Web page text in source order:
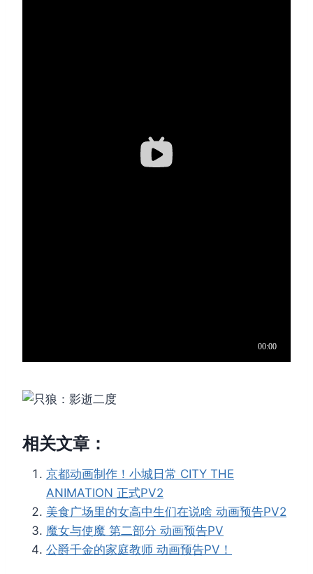
相关文章：
京都动画制作！小城日常 CITY THE
ANIMATION 正式PV2
美食广场里的女高中生们在说啥 动画预告PV2
魔女与使魔 第二部分 动画预告PV
公爵千金的家庭教师 动画预告PV！